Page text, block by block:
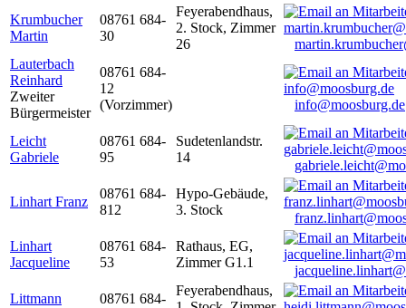
Krumbucher
Martin
08761 684-
30
Feyerabendhaus,
2. Stock, Zimmer
26
Lauterbach
Reinhard
Zweiter
Bürgermeister
08761 684-
12
(Vorzimmer)
info@moosburg.de
Leicht
Gabriele
08761 684-
95
Sudetenlandstr.
14
Linhart Franz
08761 684-
812
Hypo-Gebäude,
3. Stock
Linhart
Jacqueline
08761 684-
53
Rathaus, EG,
Zimmer G1.1
Littmann
08761 684-
Feyerabendhaus,